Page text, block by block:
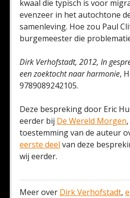
kwaal die typisch is voor
evenzeer in het autochtone
samenleving. Hoe zou Paul
burgemeester die
Dirk Verhofstadt, 2012, In
een zoektocht naar harmonie,
9789089242105.
Deze bespreking door Eric
eerder bij De Wereld Morgen
toestemming van de auteur
eerste deel van deze
wij eerder.
Meer over Dirk Verhofstadt,